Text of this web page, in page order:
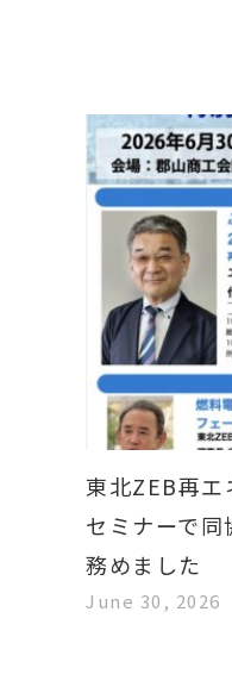
東北ZEB再エ
セミナーで
務めました
June 30, 2026